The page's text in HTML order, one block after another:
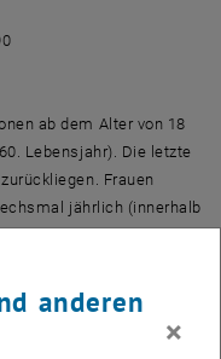
ab dem Alter von 18
Lebensjahr). Die letzte
Frauen
jährlich (innerhalb
und beantworten
anderen
×